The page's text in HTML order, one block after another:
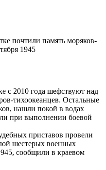
2010 года шефствуют над
тихоокеанцев. Остальные
нашли покой в водах
при выполнении боевой
приставов провели
шестерых военных
сообщили в краевом